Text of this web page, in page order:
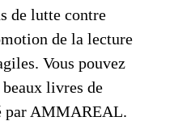
de lutte contre
de la lecture
Vous pouvez
livres de
par AMMAREAL.